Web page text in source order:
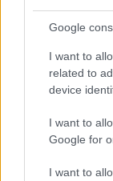
Google
I want to
related to
device
I want to
Google for
I want to
versenyzőm. De
egyetemes
be is